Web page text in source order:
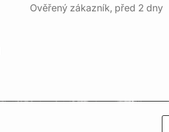
Ověřený zákazník, před 2 dny